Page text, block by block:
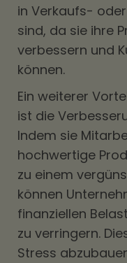
in Verkaufs-
sind, da sie ihre
verbessern und
können.
Ein weiterer
ist die
Indem sie
hochwertige
zu einem
können
finanziellen
zu verringern.
Stress